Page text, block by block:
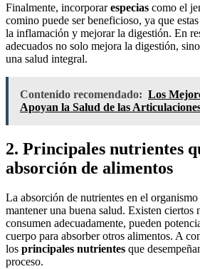
Finalmente, incorporarespecias como el
comino puede ser beneficioso, ya que
la inflamación y mejorar la digestión. En
adecuados no solo mejora la digestión,
una salud integral.
Contenido recomendado: Los
Apoyan la Salud de las
2. Principales nutrientes
absorción de alimentos
La absorción de nutrientes en el
mantener una buena salud. Existen ciertos
consumen adecuadamente, pueden
cuerpo para absorber otros alimentos. A
los principales nutrientes que
proceso.